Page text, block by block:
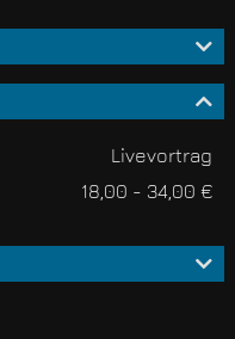
Livevortrag
18,00 - 34,00 €